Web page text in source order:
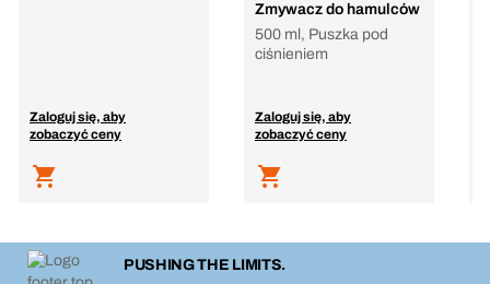
Zaloguj się, aby
zobaczyć ceny
Zmywacz do hamulców
500 ml, Puszka pod
ciśnieniem
Zaloguj się, aby
zobaczyć ceny
PUSHING THE LIMITS.